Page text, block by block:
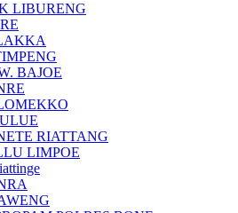
LIBURENG
BAJOE
RIATTANG
LIMPOE